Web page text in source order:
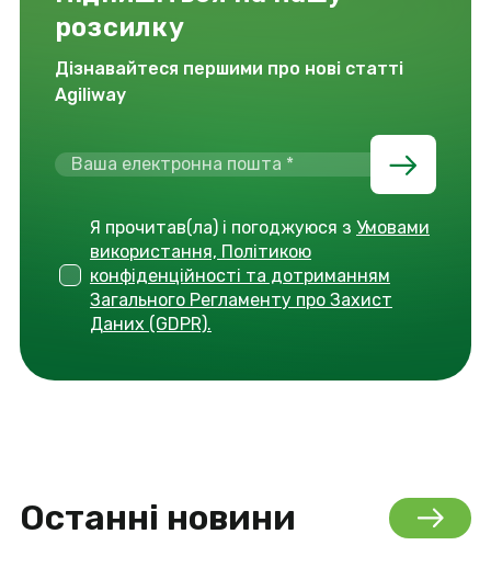
розсилку
Дізнавайтеся першими про нові статті
Agiliway
Я прочитав(ла) і погоджуюся з Умовами
використання, Політикою
конфіденційності та дотриманням
Загального Регламенту про Захист
Даних (GDPR).
Останні новини